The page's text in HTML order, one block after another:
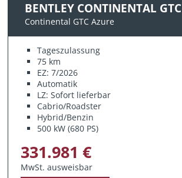
BENTLEY CONTINENTAL GTC
Continental GTC Azure
Tageszulassung
75 km
EZ: 7/2026
Automatik
LZ: Sofort lieferbar
Cabrio/Roadster
Hybrid/Benzin
500 kW (680 PS)
331.981 €
MwSt. ausweisbar